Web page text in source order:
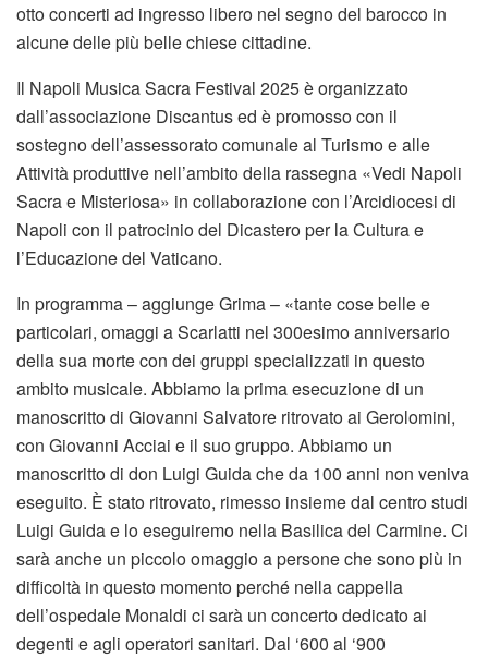
otto concerti ad ingresso libero nel segno del barocco in
alcune delle più belle chiese cittadine.
Il Napoli Musica Sacra Festival 2025 è organizzato
dall’associazione Discantus ed è promosso con il
sostegno dell’assessorato comunale al Turismo e alle
Attività produttive nell’ambito della rassegna «Vedi Napoli
Sacra e Misteriosa» in collaborazione con l’Arcidiocesi di
Napoli con il patrocinio del Dicastero per la Cultura e
l’Educazione del Vaticano.
In programma – aggiunge Grima – «tante cose belle e
particolari, omaggi a Scarlatti nel 300esimo anniversario
della sua morte con dei gruppi specializzati in questo
ambito musicale. Abbiamo la prima esecuzione di un
manoscritto di Giovanni Salvatore ritrovato ai Gerolomini,
con Giovanni Acciai e il suo gruppo. Abbiamo un
manoscritto di don Luigi Guida che da 100 anni non veniva
eseguito. È stato ritrovato, rimesso insieme dal centro studi
Luigi Guida e lo eseguiremo nella Basilica del Carmine. Ci
sarà anche un piccolo omaggio a persone che sono più in
difficoltà in questo momento perché nella cappella
dell’ospedale Monaldi ci sarà un concerto dedicato ai
degenti e agli operatori sanitari. Dal ‘600 al ‘900